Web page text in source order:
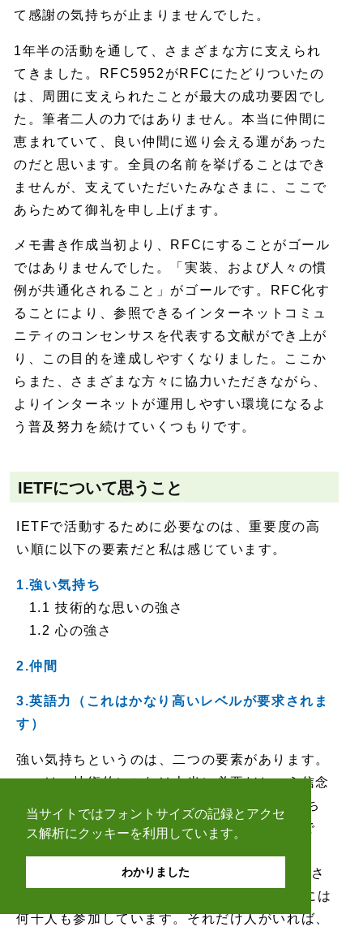
当サイトではフォントサイズの記録とアクセ
ス解析にクッキーを利用しています。
わかりました
て感謝の気持ちが止まりませんでした。
1年半の活動を通して、さまざまな方に支えられ
てきました。RFC5952がRFCにたどりついたの
は、周囲に支えられたことが最大の成功要因でし
た。筆者二人の力ではありません。本当に仲間に
恵まれていて、良い仲間に巡り会える運があった
のだと思います。全員の名前を挙げることはでき
ませんが、支えていただいたみなさまに、ここで
あらためて御礼を申し上げます。
メモ書き作成当初より、RFCにすることがゴール
ではありませんでした。「実装、および人々の慣
例が共通化されること」がゴールです。RFC化す
ることにより、参照できるインターネットコミュ
ニティのコンセンサスを代表する文献ができ上が
り、この目的を達成しやすくなりました。ここか
らまた、さまざまな方々に協力いただきながら、
よりインターネットが運用しやすい環境になるよ
う普及努力を続けていくつもりです。
IETFについて思うこと
IETFで活動するために必要なのは、重要度の高
い順に以下の要素だと私は感じています。
1.強い気持ち
1.1 技術的な思いの強さ
1.2 心の強さ
2.仲間
3.英語力（これはかなり高いレベルが要求されま
す）
強い気持ちというのは、二つの要素があります。
一つは、技術的にこれは本当に必要だという信念
です。これさえあれば、IETFにアイデアを持ち
込む価値がありますし、絶対にそうするべきで
本当に疲れます。会議では、1,000人を超えるさ
まざまな国のエンジニアが集まり、WGのMLには
何千人も参加しています。それだけ人がいれば、